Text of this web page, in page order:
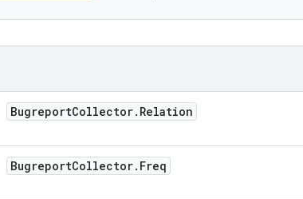
BugreportCollector. Relation
BugreportCollector. Freq